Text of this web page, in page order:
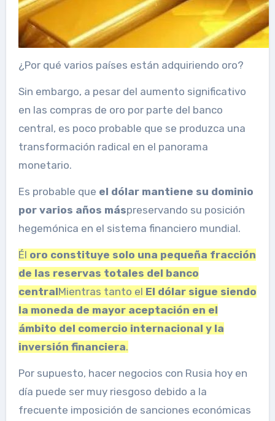
¿Por qué varios países están adquiriendo oro?
Sin embargo, a pesar del aumento significativo
en las compras de oro por parte del banco
central, es poco probable que se produzca una
transformación radical en el panorama
monetario.
Es probable que el dólar mantiene su dominio
por varios años máspreservando su posición
hegemónica en el sistema financiero mundial.
Él oro constituye solo una pequeña fracción
de las reservas totales del banco
centralMientras tanto el El dólar sigue siendo
la moneda de mayor aceptación en el
ámbito del comercio internacional y la
inversión financiera.
Por supuesto, hacer negocios con Rusia hoy en
día puede ser muy riesgoso debido a la
frecuente imposición de sanciones económicas